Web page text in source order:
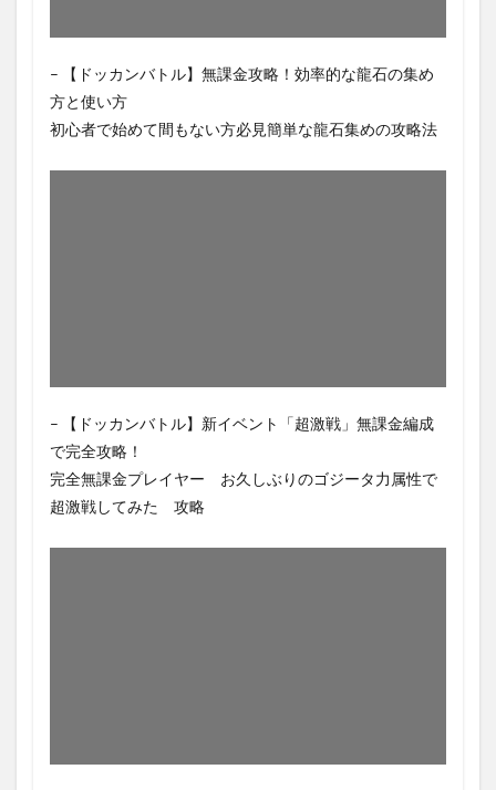
– 【ドッカンバトル】無課金攻略！効率的な龍石の集め
方と使い方
初心者で始めて間もない方必見簡単な龍石集めの攻略法
– 【ドッカンバトル】新イベント「超激戦」無課金編成
で完全攻略！
完全無課金プレイヤー お久しぶりのゴジータ力属性で
超激戦してみた 攻略